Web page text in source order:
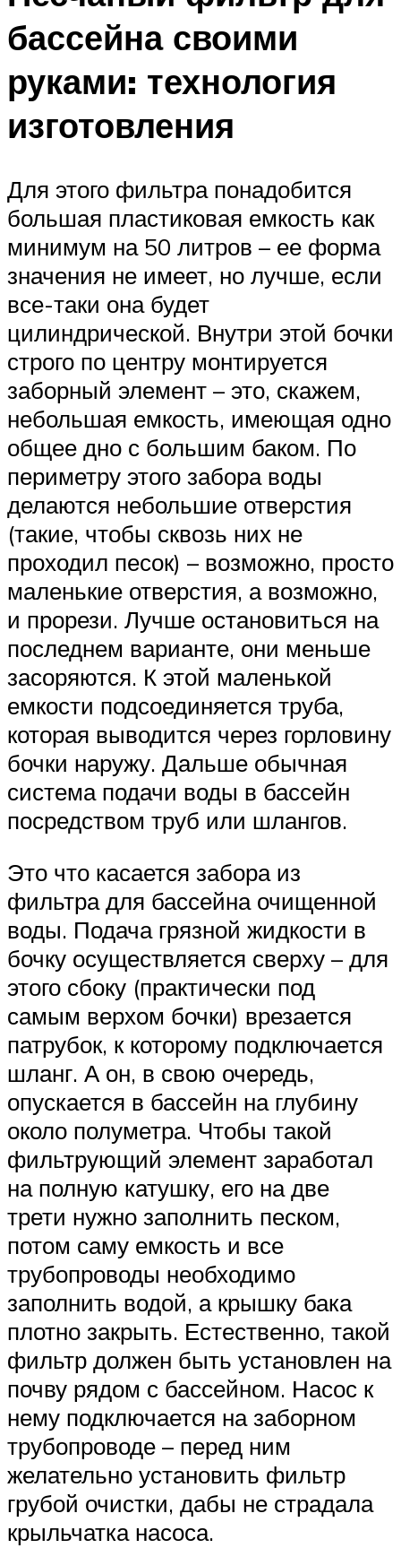
бассейна своими
руками: технология
изготовления
Для этого фильтра понадобится
большая пластиковая емкость как
минимум на 50 литров – ее форма
значения не имеет, но лучше, если
все-таки она будет
цилиндрической. Внутри этой бочки
строго по центру монтируется
заборный элемент – это, скажем,
небольшая емкость, имеющая одно
общее дно с большим баком. По
периметру этого забора воды
делаются небольшие отверстия
(такие, чтобы сквозь них не
проходил песок) – возможно, просто
маленькие отверстия, а возможно,
и прорези. Лучше остановиться на
последнем варианте, они меньше
засоряются. К этой маленькой
емкости подсоединяется труба,
которая выводится через горловину
бочки наружу. Дальше обычная
система подачи воды в бассейн
посредством труб или шлангов.
Это что касается забора из
фильтра для бассейна очищенной
воды. Подача грязной жидкости в
бочку осуществляется сверху – для
этого сбоку (практически под
самым верхом бочки) врезается
патрубок, к которому подключается
шланг. А он, в свою очередь,
опускается в бассейн на глубину
около полуметра. Чтобы такой
фильтрующий элемент заработал
на полную катушку, его на две
трети нужно заполнить песком,
потом саму емкость и все
трубопроводы необходимо
заполнить водой, а крышку бака
плотно закрыть. Естественно, такой
фильтр должен быть установлен на
почву рядом с бассейном. Насос к
нему подключается на заборном
трубопроводе – перед ним
желательно установить фильтр
грубой очистки, дабы не страдала
крыльчатка насоса.